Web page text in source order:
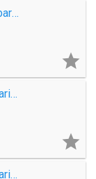
Parduodamas 4-rių kambarių butas Alksnynės g.

Parduodamas 3-jų kambarių su holu butas Smiltelės g.

Parduodamas 2-jų kambarių butas Kauno g.